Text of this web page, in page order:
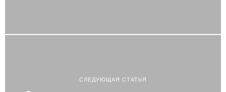
СЛЕДУЮЩАЯ СТАТЬЯ